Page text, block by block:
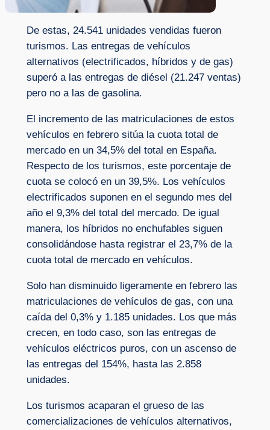
De estas, 24.541 unidades vendidas fueron
turismos. Las entregas de vehículos
alternativos (electrificados, híbridos y de gas)
superó a las entregas de diésel (21.247 ventas)
pero no a las de gasolina.
El incremento de las matriculaciones de estos
vehículos en febrero sitúa la cuota total de
mercado en un 34,5% del total en España.
Respecto de los turismos, este porcentaje de
cuota se colocó en un 39,5%. Los vehículos
electrificados suponen en el segundo mes del
año el 9,3% del total del mercado. De igual
manera, los híbridos no enchufables siguen
consolidándose hasta registrar el 23,7% de la
cuota total de mercado en vehículos.
Solo han disminuido ligeramente en febrero las
matriculaciones de vehículos de gas, con una
caída del 0,3% y 1.185 unidades. Los que más
crecen, en todo caso, son las entregas de
vehículos eléctricos puros, con un ascenso de
las entregas del 154%, hasta las 2.858
unidades.
Los turismos acaparan el grueso de las
comercializaciones de vehículos alternativos,